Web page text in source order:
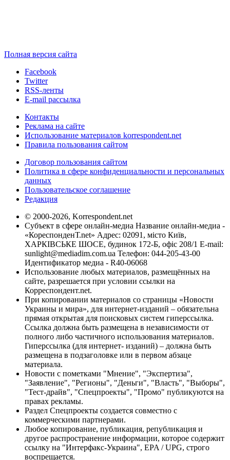
Полная версия сайта
Facebook
Twitter
RSS-ленты
E-mail рассылка
Контакты
Реклама на сайте
Использование материалов korrespondent.net
Правила пользования сайтом
Договор пользования сайтом
Политика в сфере конфиденциальности и персональных
данных
Пользовательское соглашение
Редакция
© 2000-2026, Korrespondent.net
Субъект в сфере онлайн-медиа Название онлайн-медиа -
«КореспонденТ.net» Адрес: 02091, місто Київ,
ХАРКІВСЬКЕ ШОСЕ, будинок 172-Б, офіс 208/1 E-mail:
sunlight@mediadim.com.ua Телефон: 044-205-43-00
Идентификатор медиа - R40-06068
Использование любых материалов, размещённых на
сайте, разрешается при условии ссылки на
Корреспондент.net.
При копировании материалов со страницы «Новости
Украины и мира», для интернет-изданий – обязательна
прямая открытая для поисковых систем гиперссылка.
Ссылка должна быть размещена в независимости от
полного либо частичного использования материалов.
Гиперссылка (для интернет- изданий) – должна быть
размещена в подзаголовке или в первом абзаце
материала.
Новости с пометками "Мнение", "Экспертиза",
"Заявление", "Регионы", "Деньги", "Власть", "Выборы",
"Тест-драйв", "Спецпроекты", "Промо" публикуются на
правах рекламы.
Раздел Спецпроекты создается совместно с
коммерческими партнерами.
Любое копирование, публикация, републикация и
другое распространение информации, которое содержит
ссылку на "Интерфакс-Украина", EPA / UPG, строго
воспрещается.